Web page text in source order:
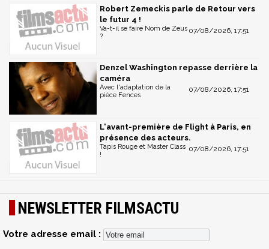
Robert Zemeckis parle de Retour vers
le futur 4 !
07/08/2026, 17:51
Va-t-il se faire Nom de Zeus
?
Denzel Washington repasse derrière la
caméra
07/08/2026, 17:51
Avec l'adaptation de la
pièce Fences
L'avant-première de Flight à Paris, en
présence des acteurs.
07/08/2026, 17:51
Tapis Rouge et Master Class
!
NEWSLETTER FILMSACTU
Votre adresse email :